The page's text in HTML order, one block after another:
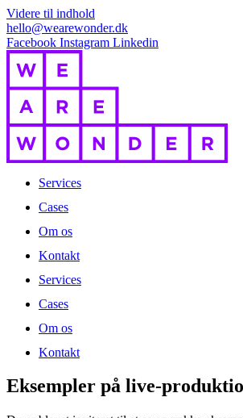
Videre til indhold
hello@wearewonder.dk
Facebook Instagram Linkedin
Services
Cases
Om os
Kontakt
Services
Cases
Om os
Kontakt
Eksempler på live-